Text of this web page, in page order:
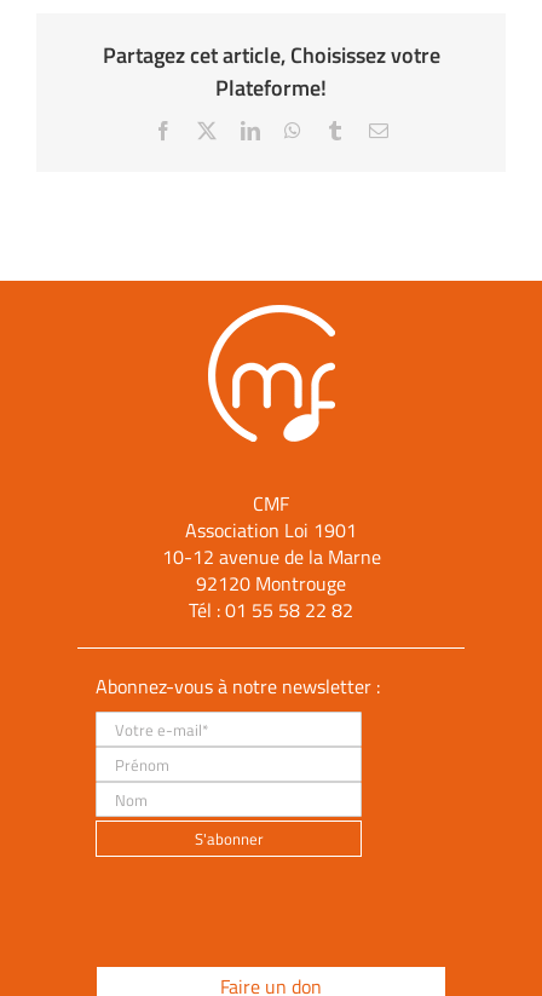
Partagez cet article, Choisissez votre
Plateforme!
Facebook LinkedInWhatsApp
TumblrEmail
CMF
Association Loi 1901
10-12 avenue de la Marne
92120 Montrouge
Tél :01 55 58 22 82
Abonnez-vous à notre newsletter :
Faire un don